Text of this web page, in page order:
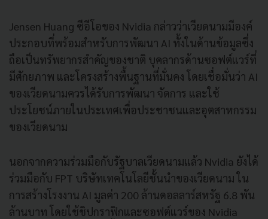
Jensen Huang ซีอีโอของ Nvidia กล่าวว่าเวียดนามมีองค์
ประกอบที่พร้อมสำหรับการพัฒนา AI ทั้งในด้านข้อมูลซึ่ง
ถือเป็นทรัพยากรสำคัญของชาติ บุคลากรด้านซอฟต์แวร์ที่
มีศักยภาพ และโครงสร้างพื้นฐานที่มั่นคง โดยเชื่อมั่นว่า AI
ของเวียดนามควรได้รับการพัฒนา จัดการ และใช้
ประโยชน์ภายในประเทศเพื่อประชาชนและอุตสาหกรรม
ของเวียดนาม
นอกจากความร่วมมือกับรัฐบาลเวียดนามแล้ว Nvidia ยังได้
ร่วมมือกับ FPT บริษัทเทคโนโลยีชั้นนำของเวียดนาม ใน
การสร้างโรงงาน AI มูลค่า 200 ล้านดอลลาร์สหรัฐ 6.8 พัน
ล้านบาท โดยใช้ชิปกราฟิกและซอฟต์แวร์ของ Nvidia